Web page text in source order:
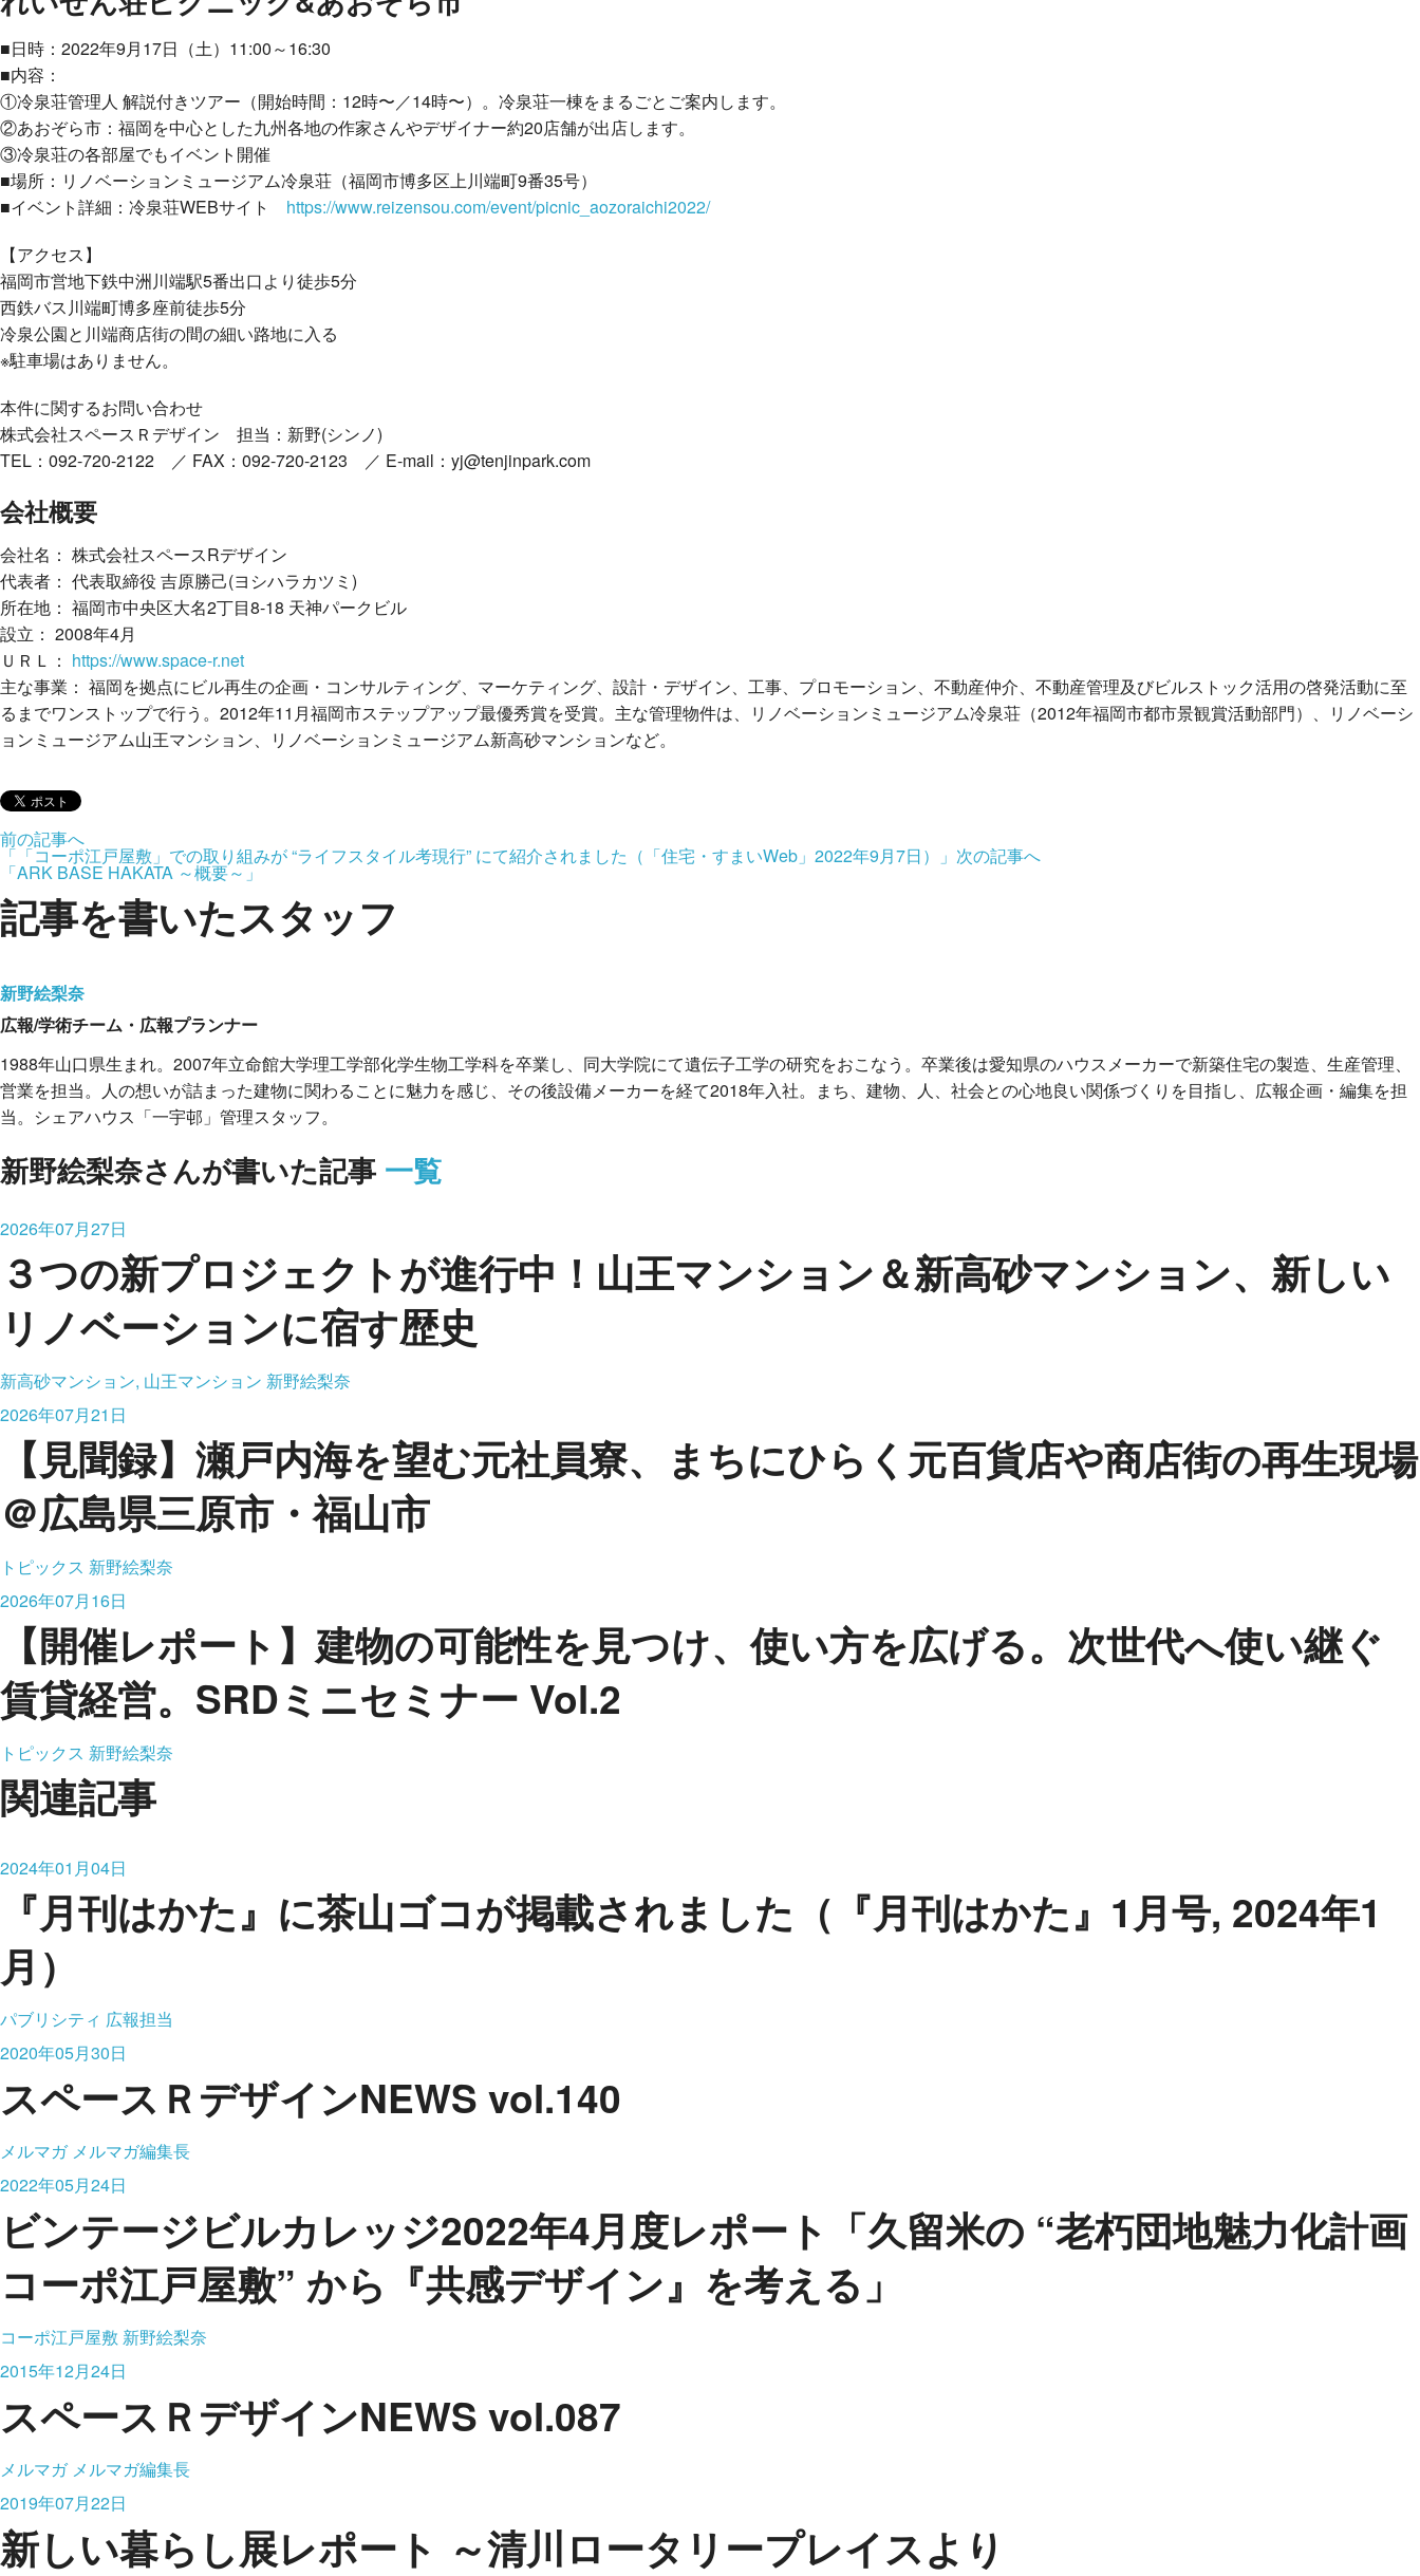
■日時：2022年9月17日（土）11:00～16:30
■内容：
①冷泉荘管理人 解説付きツアー（開始時間：12時〜／14時〜）。冷泉荘一棟をまるごとご案内します。
②あおぞら市：福岡を中心とした九州各地の作家さんやデザイナー約20店舗が出店します。
③冷泉荘の各部屋でもイベント開催
■場所：リノベーションミュージアム冷泉荘（福岡市博多区上川端町9番35号）
■イベント詳細：冷泉荘WEBサイト https://www.reizensou.com/event/picnic_aozoraichi2022/
【アクセス】
福岡市営地下鉄中洲川端駅5番出口より徒歩5分
西鉄バス川端町博多座前徒歩5分
冷泉公園と川端商店街の間の細い路地に入る
※駐車場はありません。
本件に関するお問い合わせ
株式会社スペースＲデザイン 担当：新野(シンノ)
TEL：092-720-2122 ／ FAX：092-720-2123 ／ E-mail：yj@tenjinpark.com
会社概要
会社名： 株式会社スペースRデザイン
代表者： 代表取締役 吉原勝己(ヨシハラカツミ)
所在地： 福岡市中央区大名2丁目8-18 天神パークビル
設立： 2008年4月
ＵＲＬ： https://www.space-r.net
主な事業： 福岡を拠点にビル再生の企画・コンサルティング、マーケティング、設計・デザイン、工事、プロモーション、不動産仲介、不動産管理及びビルストック活用の啓発活動に至
るまでワンストップで行う。2012年11月福岡市ステップアップ最優秀賞を受賞。主な管理物件は、リノベーションミュージアム冷泉荘（2012年福岡市都市景観賞活動部門）、リノベーシ
ョンミュージアム山王マンション、リノベーションミュージアム新高砂マンションなど。
前の記事へ
「「コーポ江戸屋敷」での取り組みが “ライフスタイル考現行” にて紹介されました（「住宅・すまいWeb」2022年9月7日）」 次の記事へ
「ARK BASE HAKATA ～概要～」
記事を書いたスタッフ
新野絵梨奈
広報/学術チーム・広報プランナー
1988年山口県生まれ。2007年立命館大学理工学部化学生物工学科を卒業し、同大学院にて遺伝子工学の研究をおこなう。卒業後は愛知県のハウスメーカーで新築住宅の製造、生産管理、
営業を担当。人の想いが詰まった建物に関わることに魅力を感じ、その後設備メーカーを経て2018年入社。まち、建物、人、社会との心地良い関係づくりを目指し、広報企画・編集を担
当。シェアハウス「一宇邨」管理スタッフ。
新野絵梨奈さんが書いた記事 一覧
2026年07月27日
３つの新プロジェクトが進行中！山王マンション＆新高砂マンション、新しい
リノベーションに宿す歴史
新高砂マンション, 山王マンション 新野絵梨奈
2026年07月21日
【見聞録】瀬戸内海を望む元社員寮、まちにひらく元百貨店や商店街の再生現場
＠広島県三原市・福山市
トピックス 新野絵梨奈
2026年07月16日
【開催レポート】建物の可能性を見つけ、使い方を広げる。次世代へ使い継ぐ
賃貸経営。SRDミニセミナー Vol.2
トピックス 新野絵梨奈
関連記事
2024年01月04日
『月刊はかた』に茶山ゴコが掲載されました（『月刊はかた』1月号, 2024年1
月）
パブリシティ 広報担当
2020年05月30日
スペースＲデザインNEWS vol.140
メルマガ メルマガ編集長
2022年05月24日
ビンテージビルカレッジ2022年4月度レポート「久留米の “老朽団地魅力化計画
コーポ江戸屋敷” から『共感デザイン』を考える」
コーポ江戸屋敷 新野絵梨奈
2015年12月24日
スペースＲデザインNEWS vol.087
メルマガ メルマガ編集長
2019年07月22日
新しい暮らし展レポート ～清川ロータリープレイスより